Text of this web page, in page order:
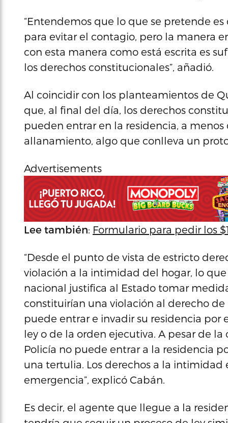
“Entendemos que lo que se pretende
para evitar el contagio, pero la manera
con esta manera como está escrita es
los derechos constitucionales”, añadió.
Al coincidir con los planteamientos de
que, al final del día, los derechos
pueden entrar en la residencia, a
allanamiento, algo que conlleva un
Advertisements
Lee también: Formulario para pedir los
“Desde el punto de vista de estricto
violación a la intimidad del hogar, lo
nacional justifica al Estado tomar
constituirían una violación al derecho
puede entrar e invadir su residencia
ley o de la orden ejecutiva. A pesar de
Policía no puede entrar a la residencia
una tertulia. Los derechos a la
emergencia”, explicó Cabán.
Es decir, el agente que llegue a la